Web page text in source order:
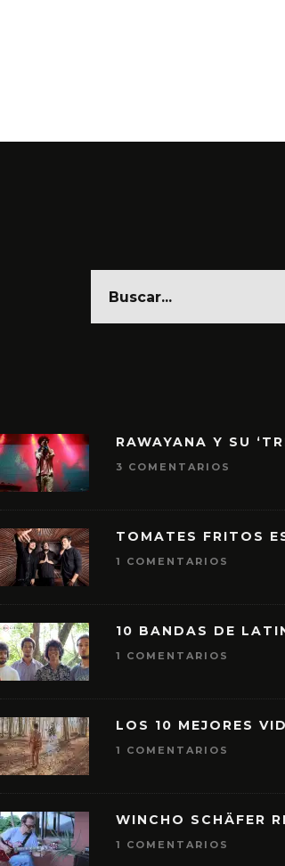
RAWAYANA Y SU
3 COMENTARIOS
TOMATES FRITOS
1 COMENTARIOS
10 BANDAS DE
1 COMENTARIOS
LOS 10 MEJORES
1 COMENTARIOS
WINCHO SCHÄFER
1 COMENTARIOS